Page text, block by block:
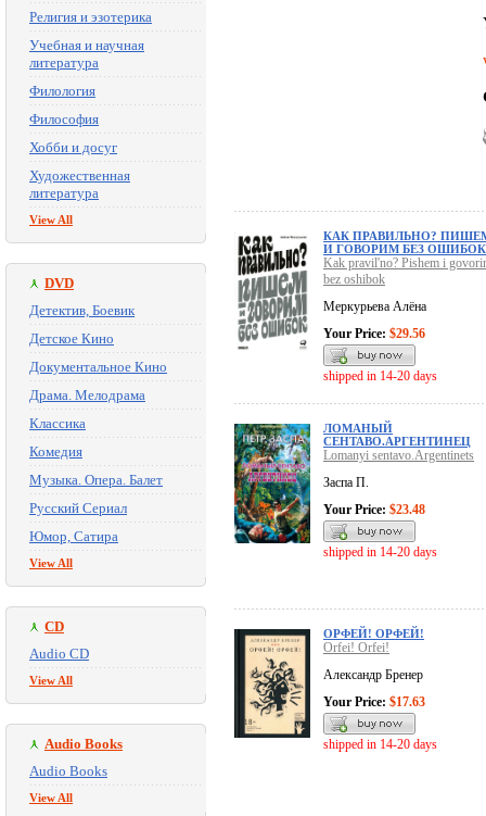
Религия и эзотерика
Учебная и научная
литература
Филология
Философия
Хобби и досуг
Художественная
литература
View All
DVD
Детектив, Боевик
Детское Кино
Документальное Кино
Драма. Мелодрама
Классика
Комедия
Музыка. Опера. Балет
Русский Сериал
Юмор, Сатира
View All
CD
Audio CD
View All
Audio Books
Audio Books
View All
КАК ПРАВИЛЬНО?
И ГОВОРИМ БЕЗ ОШИБОК
Kak pravil'no? Pishem i
bez oshibok
Меркурьева Алёна
Your Price: $29.56
shipped in 14-20 days
ЛОМАНЫЙ
СЕНТАВО.АРГЕНТИНЕЦ
Lomanyi sentavo.Argentinets
Заспа П.
Your Price: $23.48
shipped in 14-20 days
ОРФЕЙ! ОРФЕЙ!
Orfei! Orfei!
Александр Бренер
Your Price: $17.63
shipped in 14-20 days